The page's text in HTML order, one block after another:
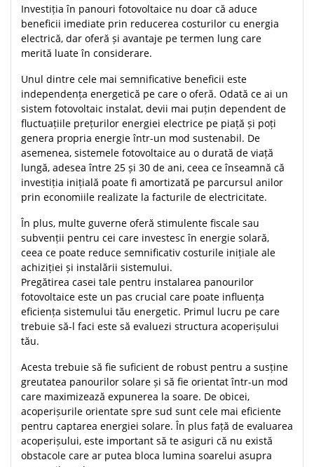
Investiția în panouri fotovoltaice nu doar că aduce
beneficii imediate prin reducerea costurilor cu energia
electrică, dar oferă și avantaje pe termen lung care
merită luate în considerare.
Unul dintre cele mai semnificative beneficii este
independența energetică pe care o oferă. Odată ce ai un
sistem fotovoltaic instalat, devii mai puțin dependent de
fluctuațiile prețurilor energiei electrice pe piață și poți
genera propria energie într-un mod sustenabil. De
asemenea, sistemele fotovoltaice au o durată de viață
lungă, adesea între 25 și 30 de ani, ceea ce înseamnă că
investiția inițială poate fi amortizată pe parcursul anilor
prin economiile realizate la facturile de electricitate.
În plus, multe guverne oferă stimulente fiscale sau
subvenții pentru cei care investesc în energie solară,
ceea ce poate reduce semnificativ costurile inițiale ale
achiziției și instalării sistemului.
Pregătirea casei tale pentru instalarea panourilor
fotovoltaice este un pas crucial care poate influența
eficiența sistemului tău energetic. Primul lucru pe care
trebuie să-l faci este să evaluezi structura acoperișului
tău.
Acesta trebuie să fie suficient de robust pentru a susține
greutatea panourilor solare și să fie orientat într-un mod
care maximizează expunerea la soare. De obicei,
acoperișurile orientate spre sud sunt cele mai eficiente
pentru captarea energiei solare. În plus față de evaluarea
acoperișului, este important să te asiguri că nu există
obstacole care ar putea bloca lumina soarelui asupra